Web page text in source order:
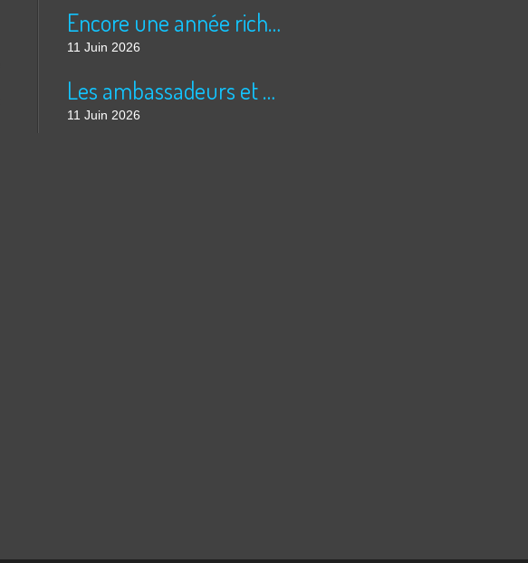
Encore une année riche en cinéma pour Super 8 !
11 Juin 2026
Les ambassadeurs et SUPER 8 - La solidarité en action
11 Juin 2026